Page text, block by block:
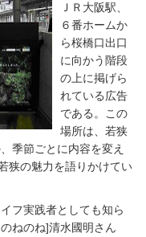
ＪＲ大阪駅、
６番ホームか
ら桜橋口出口
に向かう階段
の上に掲げら
れている広告
である。この
場所は、若狭
季節ごとに内容を変え
狭の魅力を語りかけてい
フ実践者としても知ら
ねのね]清水國明さん